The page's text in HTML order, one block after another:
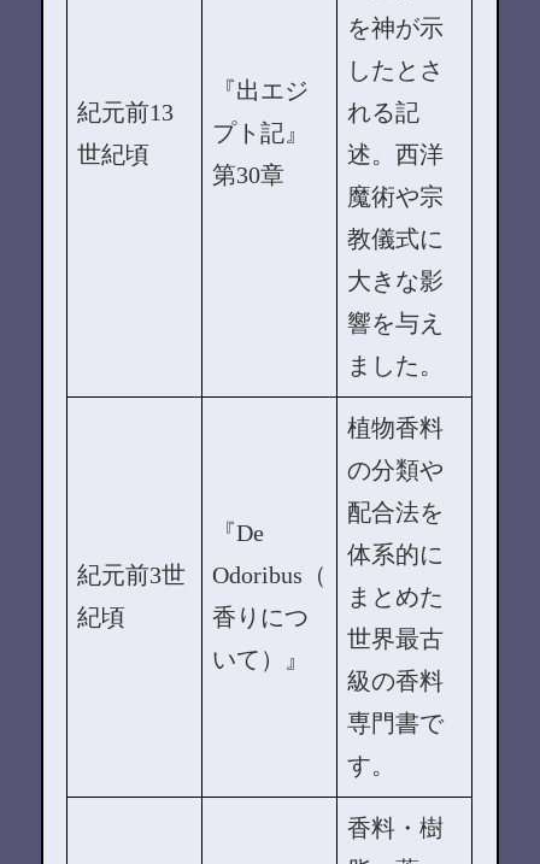
紀元前13
世紀頃
『出エジ
プト記』
第30章
を神が示
したとさ
れる記
述。西洋
魔術や宗
教儀式に
大きな影
響を与え
ました。
紀元前3世
紀頃
『De
Odoribus（
香りにつ
いて）』
植物香料
の分類や
配合法を
体系的に
まとめた
世界最古
級の香料
専門書で
す。
香料・樹